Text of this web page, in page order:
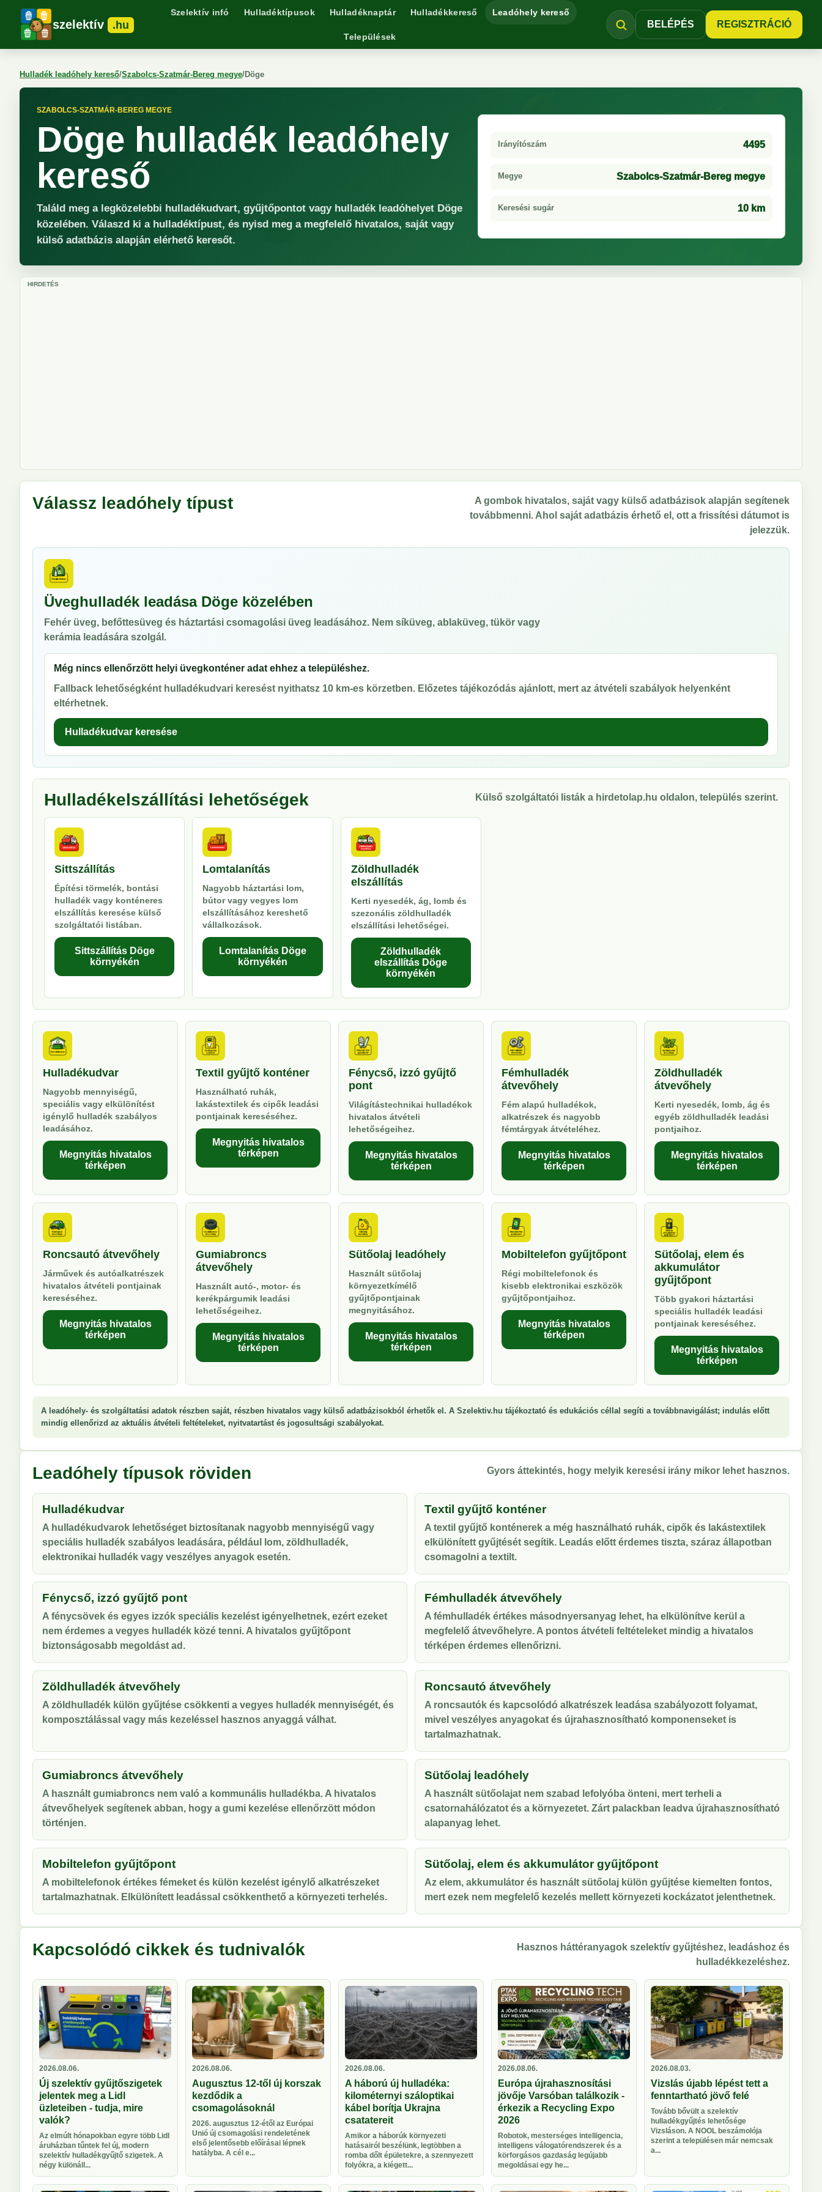
szelektív .hu
Szelektív infó Hulladéktípusok Hulladéknaptár Hulladékkereső Leadóhely kereső
Települések
BELÉPÉS REGISZTRÁCIÓ
Hulladék leadóhely kereső/Szabolcs-Szatmár-Bereg megye/Döge
SZABOLCS-SZATMÁR-BEREG MEGYE
Döge hulladék leadóhely
kereső
Találd meg a legközelebbi hulladékudvart, gyűjtőpontot vagy hulladék leadóhelyet Döge
közelében. Válaszd ki a hulladéktípust, és nyisd meg a megfelelő hivatalos, saját vagy
külső adatbázis alapján elérhető keresőt.
Irányítószám 4495
Megye Szabolcs-Szatmár-Bereg megye
Keresési sugár 10 km
HIRDETÉS
Válassz leadóhely típust
A gombok hivatalos, saját vagy külső adatbázisok alapján segítenek
továbbmenni. Ahol saját adatbázis érhető el, ott a frissítési dátumot is
jelezzük.
Üveghulladék leadása Döge közelében
Fehér üveg, befőttesüveg és háztartási csomagolási üveg leadásához. Nem síküveg, ablaküveg, tükör vagy
kerámia leadására szolgál.
Még nincs ellenőrzött helyi üvegkonténer adat ehhez a településhez.
Fallback lehetőségként hulladékudvari keresést nyithatsz 10 km-es körzetben. Előzetes tájékozódás ajánlott, mert az átvételi szabályok helyenként
eltérhetnek.
Hulladékudvar keresése
Hulladékelszállítási lehetőségek Külső szolgáltatói listák a hirdetolap.hu oldalon, település szerint.
Sittszállítás
Építési törmelék, bontási
hulladék vagy konténeres
elszállítás keresése külső
szolgáltatói listában.
Sittszállítás Döge
környékén
Lomtalanítás
Nagyobb háztartási lom,
bútor vagy vegyes lom
elszállításához kereshető
vállalkozások.
Lomtalanítás Döge
környékén
Zöldhulladék
elszállítás
Kerti nyesedék, ág, lomb és
szezonális zöldhulladék
elszállítási lehetőségei.
Zöldhulladék
elszállítás Döge
környékén
Hulladékudvar
Nagyobb mennyiségű,
speciális vagy elkülönítést
igénylő hulladék szabályos
leadásához.
Megnyitás hivatalos
térképen
Textil gyűjtő konténer
Használható ruhák,
lakástextilek és cipők leadási
pontjainak kereséséhez.
Megnyitás hivatalos
térképen
Fénycső, izzó gyűjtő
pont
Világítástechnikai hulladékok
hivatalos átvételi
lehetőségeihez.
Megnyitás hivatalos
térképen
Fémhulladék
átvevőhely
Fém alapú hulladékok,
alkatrészek és nagyobb
fémtárgyak átvételéhez.
Megnyitás hivatalos
térképen
Zöldhulladék
átvevőhely
Kerti nyesedék, lomb, ág és
egyéb zöldhulladék leadási
pontjaihoz.
Megnyitás hivatalos
térképen
Roncsautó átvevőhely
Járművek és autóalkatrészek
hivatalos átvételi pontjainak
kereséséhez.
Megnyitás hivatalos
térképen
Gumiabroncs
átvevőhely
Használt autó-, motor- és
kerékpárgumik leadási
lehetőségeihez.
Megnyitás hivatalos
térképen
Sütőolaj leadóhely
Használt sütőolaj
környezetkímélő
gyűjtőpontjainak
megnyitásához.
Megnyitás hivatalos
térképen
Mobiltelefon gyűjtőpont
Régi mobiltelefonok és
kisebb elektronikai eszközök
gyűjtőpontjaihoz.
Megnyitás hivatalos
térképen
Sütőolaj, elem és
akkumulátor
gyűjtőpont
Több gyakori háztartási
speciális hulladék leadási
pontjainak kereséséhez.
Megnyitás hivatalos
térképen
A leadóhely- és szolgáltatási adatok részben saját, részben hivatalos vagy külső adatbázisokból érhetők el. A Szelektiv.hu tájékoztató és edukációs céllal segíti a továbbnavigálást; indulás előtt
mindig ellenőrizd az aktuális átvételi feltételeket, nyitvatartást és jogosultsági szabályokat.
Leadóhely típusok röviden Gyors áttekintés, hogy melyik keresési irány mikor lehet hasznos.
Hulladékudvar
A hulladékudvarok lehetőséget biztosítanak nagyobb mennyiségű vagy
speciális hulladék szabályos leadására, például lom, zöldhulladék,
elektronikai hulladék vagy veszélyes anyagok esetén.
Textil gyűjtő konténer
A textil gyűjtő konténerek a még használható ruhák, cipők és lakástextilek
elkülönített gyűjtését segítik. Leadás előtt érdemes tiszta, száraz állapotban
csomagolni a textilt.
Fénycső, izzó gyűjtő pont
A fénycsövek és egyes izzók speciális kezelést igényelhetnek, ezért ezeket
nem érdemes a vegyes hulladék közé tenni. A hivatalos gyűjtőpont
biztonságosabb megoldást ad.
Fémhulladék átvevőhely
A fémhulladék értékes másodnyersanyag lehet, ha elkülönítve kerül a
megfelelő átvevőhelyre. A pontos átvételi feltételeket mindig a hivatalos
térképen érdemes ellenőrizni.
Zöldhulladék átvevőhely
A zöldhulladék külön gyűjtése csökkenti a vegyes hulladék mennyiségét, és
komposztálással vagy más kezeléssel hasznos anyaggá válhat.
Roncsautó átvevőhely
A roncsautók és kapcsolódó alkatrészek leadása szabályozott folyamat,
mivel veszélyes anyagokat és újrahasznosítható komponenseket is
tartalmazhatnak.
Gumiabroncs átvevőhely
A használt gumiabroncs nem való a kommunális hulladékba. A hivatalos
átvevőhelyek segítenek abban, hogy a gumi kezelése ellenőrzött módon
történjen.
Sütőolaj leadóhely
A használt sütőolajat nem szabad lefolyóba önteni, mert terheli a
csatornahálózatot és a környezetet. Zárt palackban leadva újrahasznosítható
alapanyag lehet.
Mobiltelefon gyűjtőpont
A mobiltelefonok értékes fémeket és külön kezelést igénylő alkatrészeket
tartalmazhatnak. Elkülönített leadással csökkenthető a környezeti terhelés.
Sütőolaj, elem és akkumulátor gyűjtőpont
Az elem, akkumulátor és használt sütőolaj külön gyűjtése kiemelten fontos,
mert ezek nem megfelelő kezelés mellett környezeti kockázatot jelenthetnek.
Kapcsolódó cikkek és tudnivalók
Hasznos háttéranyagok szelektív gyűjtéshez, leadáshoz és
hulladékkezeléshez.
2026.08.06.
Új szelektív gyűjtőszigetek
jelentek meg a Lidl
üzleteiben - tudja, mire
valók?
Az elmúlt hónapokban egyre több Lidl
áruházban tűntek fel új, modern
szelektív hulladékgyűjtő szigetek. A
négy különáll...
2026.08.06.
Augusztus 12-től új korszak
kezdődik a
csomagolásoknál
2026. augusztus 12-étől az Európai
Unió új csomagolási rendeletének
első jelentősebb előírásai lépnek
hatályba. A cél e...
2026.08.06.
A háború új hulladéka:
kilométernyi száloptikai
kábel borítja Ukrajna
csatatereit
Amikor a háborúk környezeti
hatásairól beszélünk, legtöbben a
romba dőlt épületekre, a szennyezett
folyókra, a kiégett...
2026.08.06.
Európa újrahasznosítási
jövője Varsóban találkozik -
érkezik a Recycling Expo
2026
Robotok, mesterséges intelligencia,
intelligens válogatórendszerek és a
körforgásos gazdaság legújabb
megoldásai egy he...
2026.08.03.
Vizslás újabb lépést tett a
fenntartható jövő felé
Tovább bővült a szelektív
hulladékgyűjtés lehetősége
Vizsláson. A NOOL beszámolója
szerint a településen már nemcsak
a...